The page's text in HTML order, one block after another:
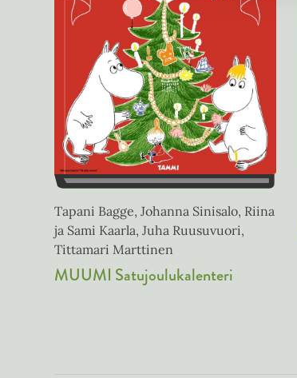
Tapani Bagge, Johanna Sinisalo, Riina
ja Sami Kaarla, Juha Ruusuvuori,
Tittamari Marttinen
MUUMI Satujoulukalenteri